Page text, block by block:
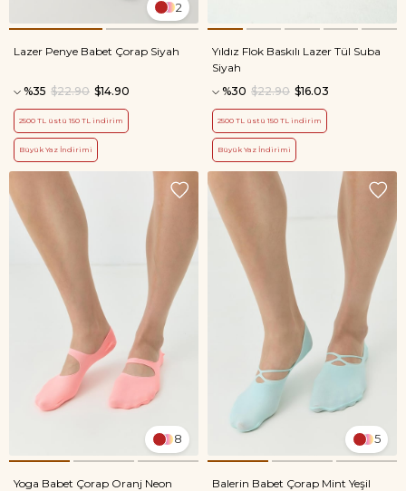
2
Lazer Penye Babet Çorap Siyah
%35 $14.90
$22.90
2500 TL üstü 150 TL indirim
Büyük Yaz İndirimi
Yıldız Flok Baskılı Lazer Tül Suba
Siyah
%30
$16.03
$22.90
2500 TL üstü 150 TL indirim
Büyük Yaz İndirimi
8
Yoga Babet Çorap Oranj Neon
5
Balerin Babet Çorap Mint Yeşil